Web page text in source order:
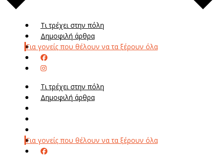
Τι τρέχει στην πόλη
Δημοφιλή άρθρα
Για γονείς που θέλουν να τα ξέρουν όλα
Τι τρέχει στην πόλη
Δημοφιλή άρθρα
Για γονείς που θέλουν να τα ξέρουν όλα